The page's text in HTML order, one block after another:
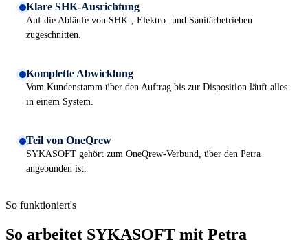
Klare SHK-Ausrichtung
Auf die Abläufe von SHK-, Elektro- und Sanitärbetrieben
zugeschnitten.
Komplette Abwicklung
Vom Kundenstamm über den Auftrag bis zur Disposition läuft alles
in einem System.
Teil von OneQrew
SYKASOFT gehört zum OneQrew-Verbund, über den Petra
angebunden ist.
So funktioniert's
So arbeitet SYKASOFT mit Petra